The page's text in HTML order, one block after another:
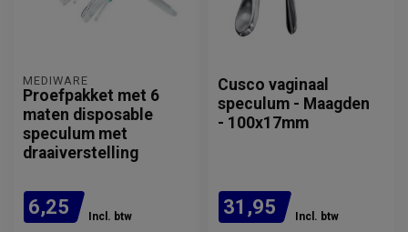
MEDIWARE
Proefpakket met 6
maten disposable
speculum met
draaiverstelling
6,25 Incl. btw
Cusco vaginaal
speculum - Maagden
- 100x17mm
31,95 Incl. btw